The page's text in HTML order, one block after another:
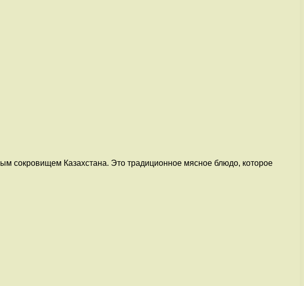
сокровищем Казахстана. Это традиционное мясное блюдо, которое